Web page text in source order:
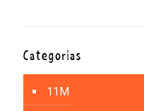
Categorías
11M